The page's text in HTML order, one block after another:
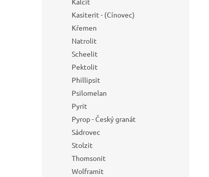
Kasiterit - (Cínovec)
Křemen
Natrolit
Scheelit
Pektolit
Phillipsit
Psilomelan
Pyrit
Pyrop - Český granát
Sádrovec
Stolzit
Thomsonit
Wolframit